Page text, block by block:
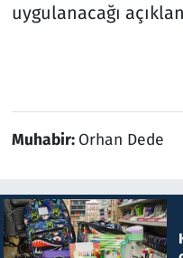
uygulanacağı
Muhabir: Orhan Dede